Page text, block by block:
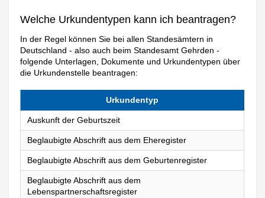
Welche Urkundentypen kann ich beantragen?
In der Regel können Sie bei allen Standesämtern in
Deutschland - also auch beim Standesamt Gehrden -
folgende Unterlagen, Dokumente und Urkundentypen über
die Urkundenstelle beantragen:
Urkundentyp
Auskunft der Geburtszeit
Beglaubigte Abschrift aus dem Eheregister
Beglaubigte Abschrift aus dem Geburtenregister
Beglaubigte Abschrift aus dem
Lebenspartnerschaftsregister